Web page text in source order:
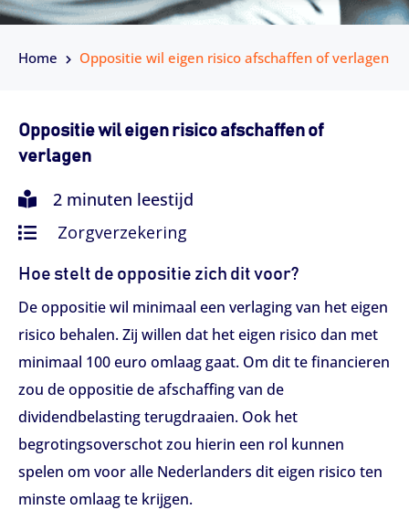
Home Oppositie wil eigen risico afschaffen of verlagen
Oppositie wil eigen risico afschaffen of
verlagen
2 minuten leestijd
Zorgverzekering
Hoe stelt de oppositie zich dit voor?
De oppositie wil minimaal een verlaging van het eigen
risico behalen. Zij willen dat het eigen risico dan met
minimaal 100 euro omlaag gaat. Om dit te financieren
zou de oppositie de afschaffing van de
dividendbelasting terugdraaien. Ook het
begrotingsoverschot zou hierin een rol kunnen
spelen om voor alle Nederlanders dit eigen risico ten
minste omlaag te krijgen.